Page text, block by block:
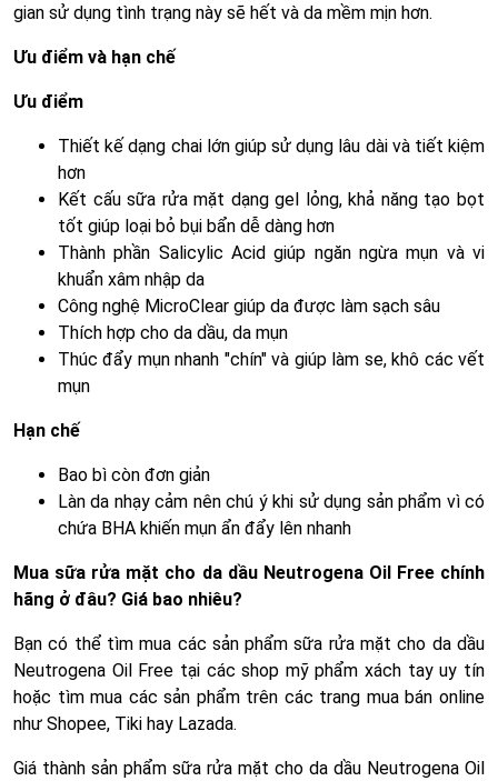
gian sử dụng tình trạng này sẽ hết và da mềm mịn hơn.
Ưu điểm và hạn chế
Ưu điểm
Thiết kế dạng chai lớn giúp sử dụng lâu dài và tiết kiệm
hơn
Kết cấu sữa rửa mặt dạng gel lỏng, khả năng tạo bọt
tốt giúp loại bỏ bụi bẩn dễ dàng hơn
Thành phần Salicylic Acid giúp ngăn ngừa mụn và vi
khuẩn xâm nhập da
Công nghệ MicroClear giúp da được làm sạch sâu
Thích hợp cho da dầu, da mụn
Thúc đẩy mụn nhanh "chín" và giúp làm se, khô các vết
mụn
Hạn chế
Bao bì còn đơn giản
Làn da nhạy cảm nên chú ý khi sử dụng sản phẩm vì có
chứa BHA khiến mụn ẩn đẩy lên nhanh
Mua sữa rửa mặt cho da dầu Neutrogena Oil Free chính
hãng ở đâu? Giá bao nhiêu?
Bạn có thể tìm mua các sản phẩm sữa rửa mặt cho da dầu
Neutrogena Oil Free tại các shop mỹ phẩm xách tay uy tín
hoặc tìm mua các sản phẩm trên các trang mua bán online
như Shopee, Tiki hay Lazada.
Giá thành sản phẩm sữa rửa mặt cho da dầu Neutrogena Oil